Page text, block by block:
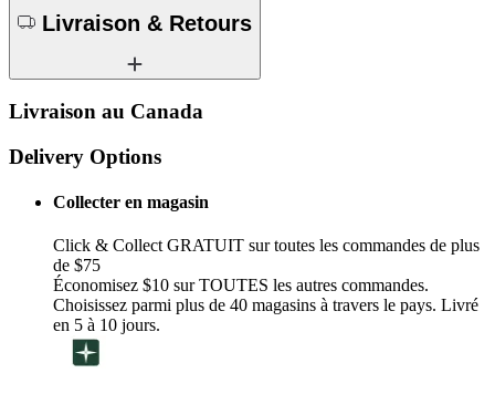
Livraison & Retours
Livraison au Canada
Delivery Options
Collecter en magasin
Click & Collect GRATUIT sur toutes les commandes de plus
de $75
Économisez $10 sur TOUTES les autres commandes.
Choisissez parmi plus de 40 magasins à travers le pays. Livré
en 5 à 10 jours.